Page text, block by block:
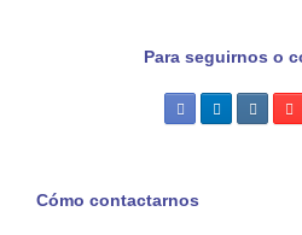
Para seguirnos o
Cómo contactarnos